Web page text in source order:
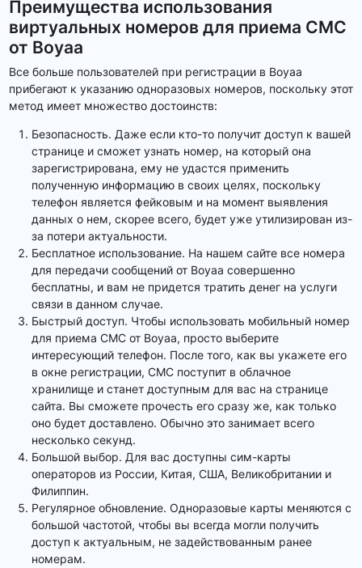
Преимущества использования
виртуальных номеров для приема СМС
от Boyaa
Все больше пользователей при регистрации в Boyaa
прибегают к указанию одноразовых номеров, поскольку этот
метод имеет множество достоинств:
Безопасность. Даже если кто-то получит доступ к вашей
странице и сможет узнать номер, на который она
зарегистрирована, ему не удастся применить
полученную информацию в своих целях, поскольку
телефон является фейковым и на момент выявления
данных о нем, скорее всего, будет уже утилизирован из-
за потери актуальности.
Бесплатное использование. На нашем сайте все номера
для передачи сообщений от Boyaa совершенно
бесплатны, и вам не придется тратить денег на услуги
связи в данном случае.
Быстрый доступ. Чтобы использовать мобильный номер
для приема СМС от Boyaa, просто выберите
интересующий телефон. После того, как вы укажете его
в окне регистрации, СМС поступит в облачное
хранилище и станет доступным для вас на странице
сайта. Вы сможете прочесть его сразу же, как только
оно будет доставлено. Обычно это занимает всего
несколько секунд.
Большой выбор. Для вас доступны сим-карты
операторов из России, Китая, США, Великобритании и
Филиппин.
Регулярное обновление. Одноразовые карты меняются с
большой частотой, чтобы вы всегда могли получить
доступ к актуальным, не задействованным ранее
номерам.